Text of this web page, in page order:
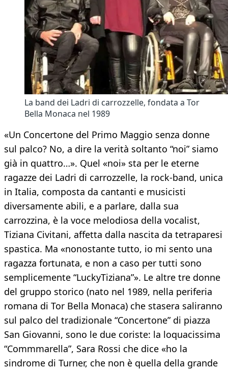
La band dei Ladri di carrozzelle, fondata a Tor
Bella Monaca nel 1989
«Un Concertone del Primo Maggio senza donne
sul palco? No, a dire la verità soltanto “noi” siamo
già in quattro…». Quel «noi» sta per le eterne
ragazze dei Ladri di carrozzelle, la rock-band, unica
in Italia, composta da cantanti e musicisti
diversamente abili, e a parlare, dalla sua
carrozzina, è la voce melodiosa della vocalist,
Tiziana Civitani, affetta dalla nascita da tetraparesi
spastica. Ma «nonostante tutto, io mi sento una
ragazza fortunata, e non a caso per tutti sono
semplicemente “LuckyTiziana”». Le altre tre donne
del gruppo storico (nato nel 1989, nella periferia
romana di Tor Bella Monaca) che stasera saliranno
sul palco del tradizionale “Concertone” di piazza
San Giovanni, sono le due coriste: la loquacissima
“Commmarella”, Sara Rossi che dice «ho la
sindrome di Turner, che non è quella della grande